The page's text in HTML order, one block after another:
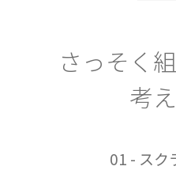
さっそく
考
01 - スク